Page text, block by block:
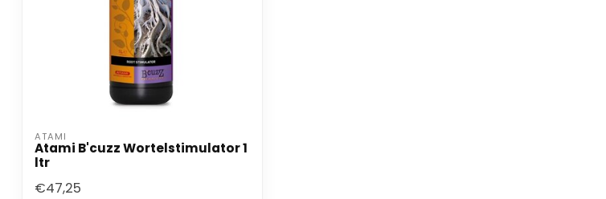
ATAMI
Atami B'cuzz Wortelstimulator 1
ltr
€47,25